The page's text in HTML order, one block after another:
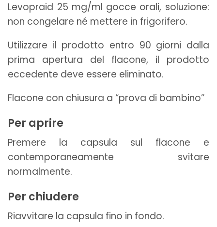
Levopraid 25 mg/ml gocce orali, soluzione:
non congelare né mettere in frigorifero.
Utilizzare il prodotto entro 90 giorni dalla
prima apertura del flacone, il prodotto
eccedente deve essere eliminato.
Flacone con chiusura a “prova di bambino”
Per aprire
Premere la capsula sul flacone e
contemporaneamente svitare
normalmente.
Per chiudere
Riavvitare la capsula fino in fondo.